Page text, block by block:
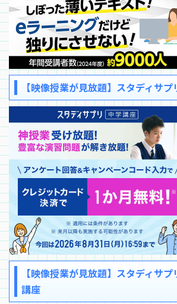
【映像授業が見放題】スタディサ
【映像授業が見放題】スタディサ
講座